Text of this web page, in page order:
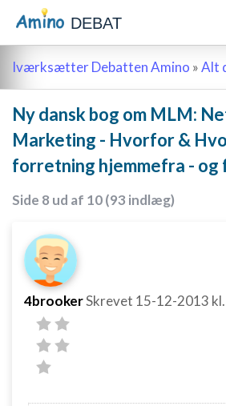
DEBAT
Iværksætter Debatten Amino »Alt
Ny dansk bog om MLM:
Marketing - Hvorfor &
forretning hjemmefra - og
Side 8 ud af 10 (93 indlæg)
4brookerSkrevet 15-12-2013